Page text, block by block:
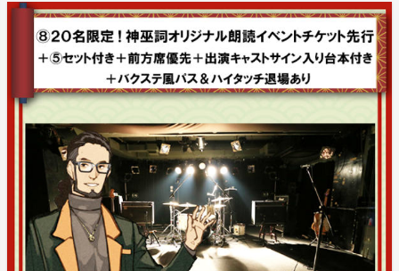
★本プロジェクトは【ワンゴール型（実行確約型）】で
す。
決済完了後の返金は一切できませんので、ご了承下さ
い。
また、本プロジェクトの支払方法は【クレジットカー
ド】【コンビニ決済】となっております。
※【コンビニ決済】の受付は「プロジェクト終了日前日
の19時00分まで」となっております。